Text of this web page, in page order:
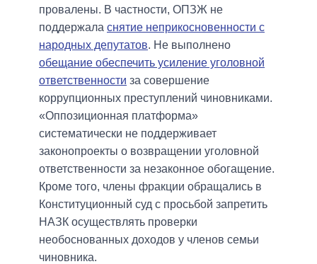
провалены. В частности, ОПЗЖ не
поддержала снятие неприкосновенности с
народных депутатов. Не выполнено
обещание обеспечить усиление уголовной
ответственности за совершение
коррупционных преступлений чиновниками.
«Оппозиционная платформа»
систематически не поддерживает
законопроекты о возвращении уголовной
ответственности за незаконное обогащение.
Кроме того, члены фракции обращались в
Конституционный суд с просьбой запретить
НАЗК осуществлять проверки
необоснованных доходов у членов семьи
чиновника.